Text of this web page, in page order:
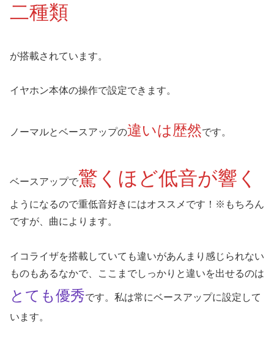
二種類
が搭載されています。
イヤホン本体の操作で設定できます。
ノーマルとベースアップの違いは歴然です。
ベースアップで驚くほど低音が響く
ようになるので重低音好きにはオススメです！※もちろん
ですが、曲によります。
イコライザを搭載していても違いがあんまり感じられない
ものもあるなかで、ここまでしっかりと違いを出せるのは
とても優秀です。私は常にベースアップに設定して
います。